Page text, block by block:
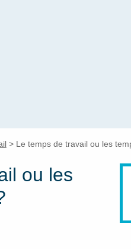
> Le temps de travail ou les
ou les